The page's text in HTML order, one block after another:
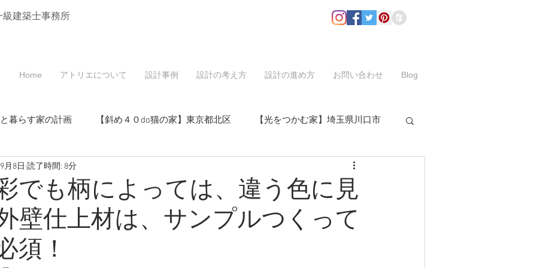
建築士事務所
Home アトリエについて 設計事例 設計の考え方 設計の進め方 お問い合わせ Blog
暮らす家の計画 【斜め４０do猫の家】東京都北区 【光をつかむ家】埼玉県川口市
・戸建てリノベーション】東京都北区
したマンションリノベーション】東京都北区
ト・空き家活用】東京都北区
でも柄によっては、違う色に見
壁仕上材は、サンプルつくって
須！
月8日 読了時間: 8分